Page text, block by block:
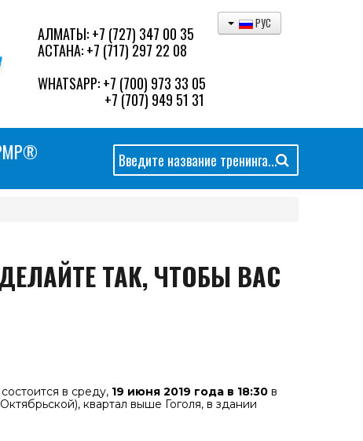
АЛМАТЫ:+7 (727) 347 00 35
АСТАНА:+7 (717) 297 22 08
WHATSAPP:+7 (700) 973 33 05
+7 (707) 949 51 31
РУС
Искать...
ТАК, ЧТОБЫ ВАС
в среду, 19 июня 2019 года в 18:30 в
квартал выше Гоголя, в здании